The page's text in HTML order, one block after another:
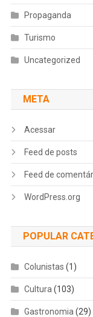
Propaganda
Turismo
Uncategorized
META
Acessar
Feed de posts
Feed de
WordPress.org
POPULAR
Colunistas (1)
Cultura (103)
Gastronomia (29)